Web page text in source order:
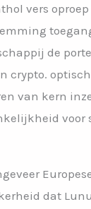
vers
de
van kern
voor
dat